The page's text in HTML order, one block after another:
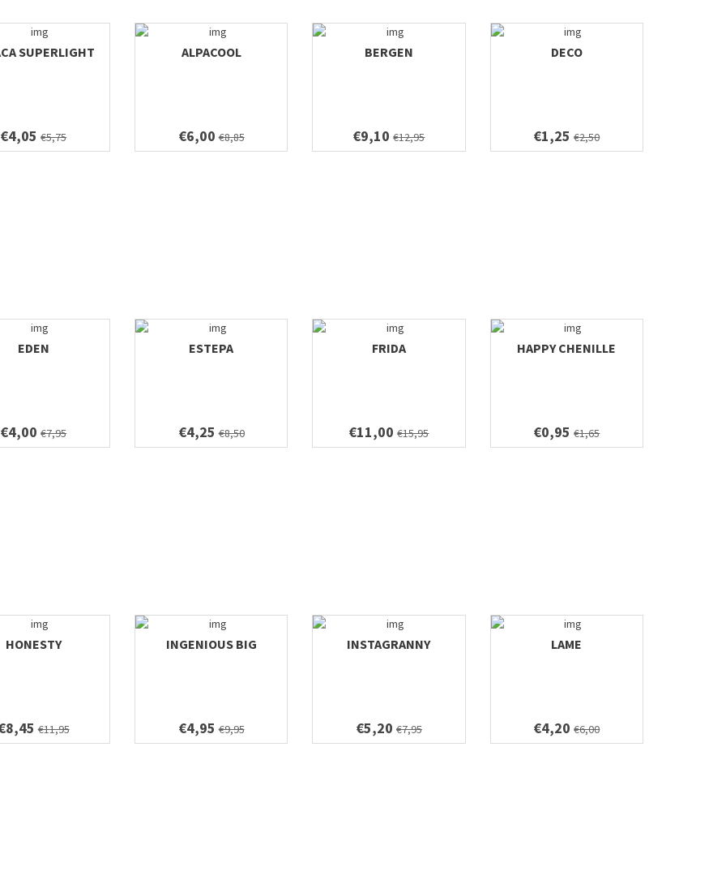
SUPERLIGHT
€4,05 €5,75
ALPACOOL
€6,00 €8,85
BERGEN
€9,10 €12,95
DECO
€1,25 €2,50
EDEN
€4,00 €7,95
ESTEPA
€4,25 €8,50
FRIDA
€11,00 €15,95
HAPPY CHENILLE
€0,95 €1,65
HONESTY
€11,95
INGENIOUS BIG
€4,95 €9,95
INSTAGRANNY
€5,20 €7,95
LAME
€4,20 €6,00